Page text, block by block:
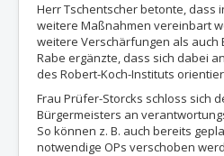
Herr Tschentscher betonte, dass
weitere Maßnahmen vereinbart
weitere Verschärfungen als auch
Rabe ergänzte, dass sich dabei
des Robert-Koch-Instituts
Frau Prüfer-Storcks schloss sich
Bürgermeisters an
So können z. B. auch bereits
notwendige OPs verschoben